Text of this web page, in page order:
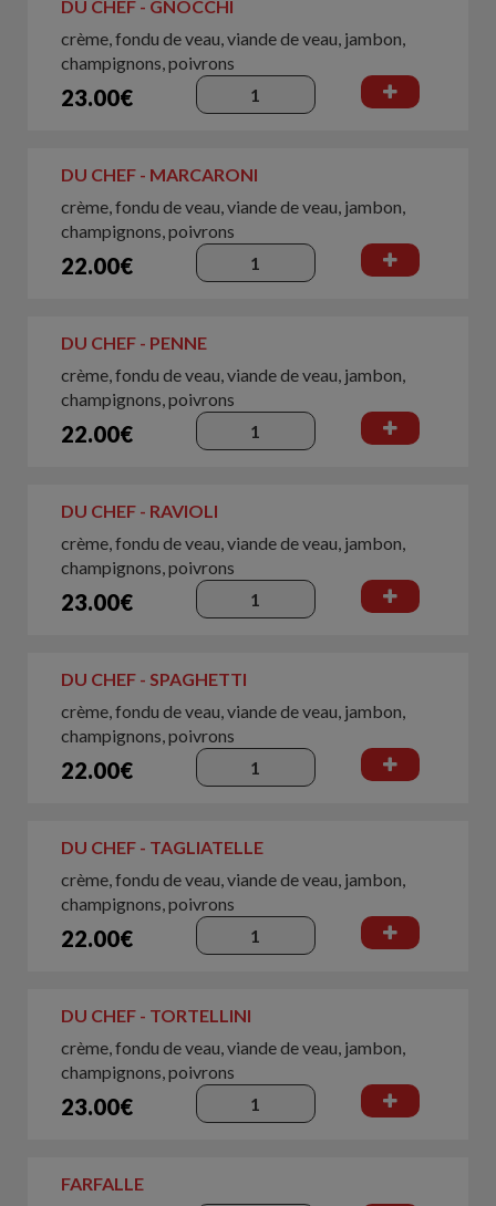
DU CHEF - GNOCCHI
crème, fondu de veau, viande de veau, jambon,
champignons, poivrons
23.00€
DU CHEF - MARCARONI
crème, fondu de veau, viande de veau, jambon,
champignons, poivrons
22.00€
DU CHEF - PENNE
crème, fondu de veau, viande de veau, jambon,
champignons, poivrons
22.00€
DU CHEF - RAVIOLI
crème, fondu de veau, viande de veau, jambon,
champignons, poivrons
23.00€
DU CHEF - SPAGHETTI
crème, fondu de veau, viande de veau, jambon,
champignons, poivrons
22.00€
DU CHEF - TAGLIATELLE
crème, fondu de veau, viande de veau, jambon,
champignons, poivrons
22.00€
DU CHEF - TORTELLINI
crème, fondu de veau, viande de veau, jambon,
champignons, poivrons
23.00€
FARFALLE